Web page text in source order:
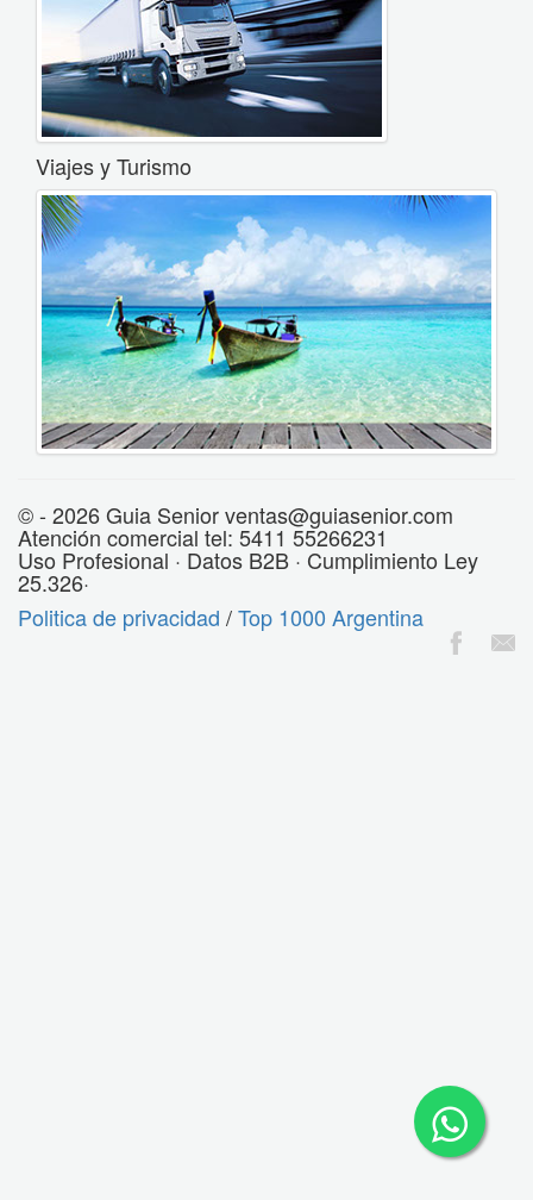
Viajes y Turismo
© - 2026 Guia Senior ventas@guiasenior.com
Atención comercial tel: 5411 55266231
Uso Profesional · Datos B2B · Cumplimiento Ley
25.326·
Politica de privacidad /Top 1000 Argentina